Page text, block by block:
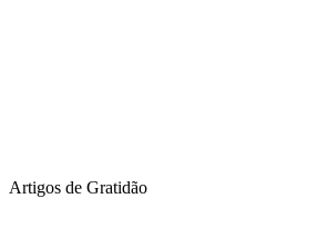
Artigos de Gratidão